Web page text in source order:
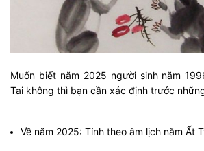
Muốn biết năm 2025 người sinh năm
Tai không thì bạn cần xác định trước
Về năm 2025: Tính theo âm lịch năm Ất